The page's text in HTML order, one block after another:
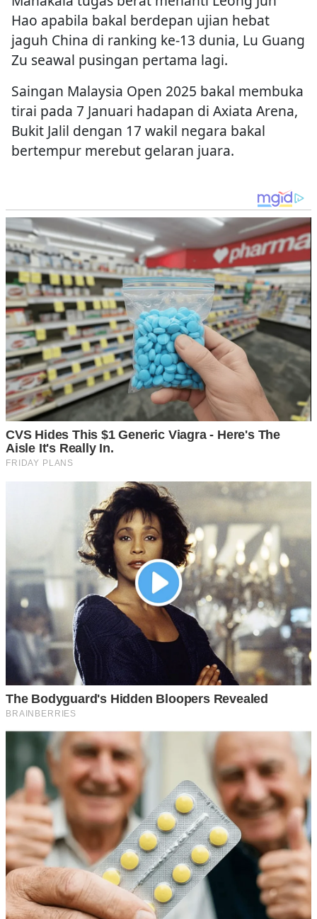
Hao apabila bakal berdepan ujian hebat
jaguh China di ranking ke-13 dunia, Lu Guang
Zu seawal pusingan pertama lagi.
Saingan Malaysia Open 2025 bakal membuka
tirai pada 7 Januari hadapan di Axiata Arena,
Bukit Jalil dengan 17 wakil negara bakal
bertempur merebut gelaran juara.